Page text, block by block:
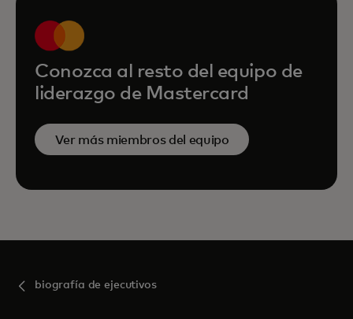
Conozca al resto del equipo de
liderazgo de Mastercard
Ver más miembros del equipo
biografía de ejecutivos